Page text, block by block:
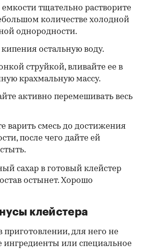
тщательно растворите
количестве холодной
однородности.
остальную воду.
струйкой, вливайте ее в
крахмальную массу.
активно перемешивать весь
варить смесь до достижения
после чего дайте ей
сахар в готовый клейстер
остынет. Хорошо
клейстера
приготовлении, для него не
или специальное